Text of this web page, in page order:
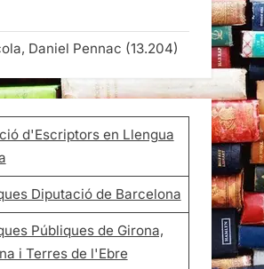
Daniel Pennac (13.204)
d'Escriptors en Llengua
Diputació de Barcelona
Públiques de Girona,
i Terres de l'Ebre